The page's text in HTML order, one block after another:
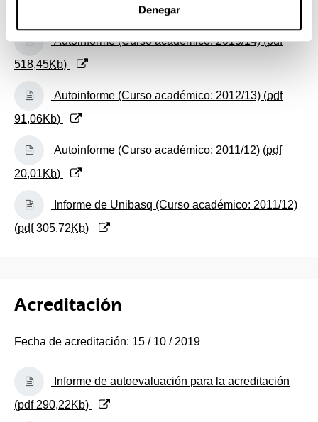
Denegar
(Abre una nueva ventana)
Autoinforme (Curso académico: 2013/14) (pdf
518,45Kb)
(Abre una nueva ventana)
Autoinforme (Curso académico: 2012/13) (pdf
91,06Kb)
(Abre una nueva ventana)
Autoinforme (Curso académico: 2011/12) (pdf
20,01Kb)
(Abre una nueva ventana)
Informe de Unibasq (Curso académico: 2011/12)
(pdf305,72Kb)
Acreditación
Fecha de acreditación: 15 / 10 / 2019
(Abre una nueva ventana)
Informe de autoevaluación para la acreditación
(pdf 290,22Kb)